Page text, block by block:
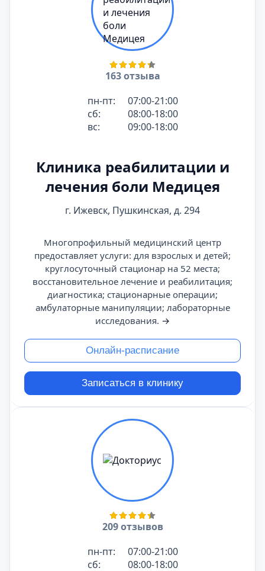
163 отзыва
пн-пт:
07:00-21:00
сб:
08:00-18:00
вс:
09:00-18:00
Клиника реабилитации и
лечения боли Медицея
г. Ижевск, Пушкинская, д. 294
Многопрофильный медицинский центр
предоставляет услуги: для взрослых и детей;
круглосуточный стационар на 52 места;
восстановительное лечение и реабилитация;
диагностика; стационарные операции;
амбулаторные манипуляции; лабораторные
исследования. →
Онлайн-расписание
Записаться в клинику
209 отзывов
пн-пт:
07:00-21:00
сб:
08:00-18:00